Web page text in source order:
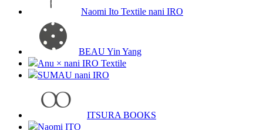
Naomi Ito Textile nani IRO
BEAU Yin Yang
Anu × nani IRO Textile
SUMAU nani IRO
ITSURA BOOKS
Naomi ITO